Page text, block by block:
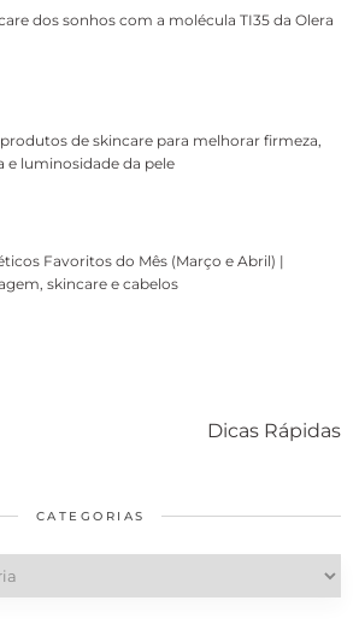
dos sonhos com a molécula TI35 da Olera
produtos de skincare para melhorar firmeza,
e luminosidade da pele
Favoritos do Mês (Março e Abril) |
skincare e cabelos
Dicas Rápidas
diários
cabelos
CATEGORIAS